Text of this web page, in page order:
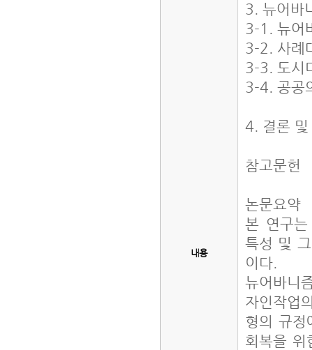
내용
3. 뉴어바
3-1. 뉴어
3-2. 사례
3-3. 도시
3-4. 공공
4. 결론
참고문헌
논문요약
본 연구는
특성 및
이다.
뉴어바니
자인작업
형의 규정
회복을 위